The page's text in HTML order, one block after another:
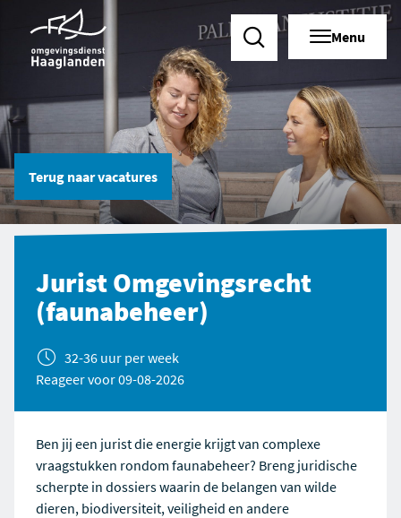
Zoeken Menu
Terug naarvacatures
Jurist Omgevingsrecht
(faunabeheer)
32-36 uur per week
Reageer voor 09-08-2026
Ben jij een jurist die energie krijgt van complexe
vraagstukken rondom faunabeheer? Breng juridische
scherpte in dossiers waarin de belangen van wilde
dieren, biodiversiteit, veiligheid en andere